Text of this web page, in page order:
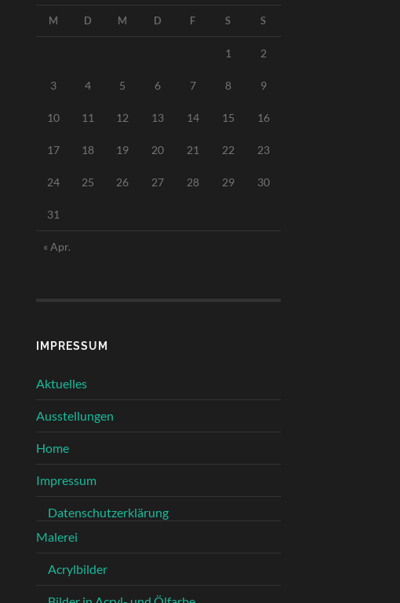
M D M D F S S
1 2
3 4 5 6 7 8 9
10 11 12 13 14 15 16
17 18 19 20 21 22 23
24 25 26 27 28 29 30
31
« Apr.
IMPRESSUM
Aktuelles
Ausstellungen
Home
Impressum
Datenschutzerklärung
Malerei
Acrylbilder